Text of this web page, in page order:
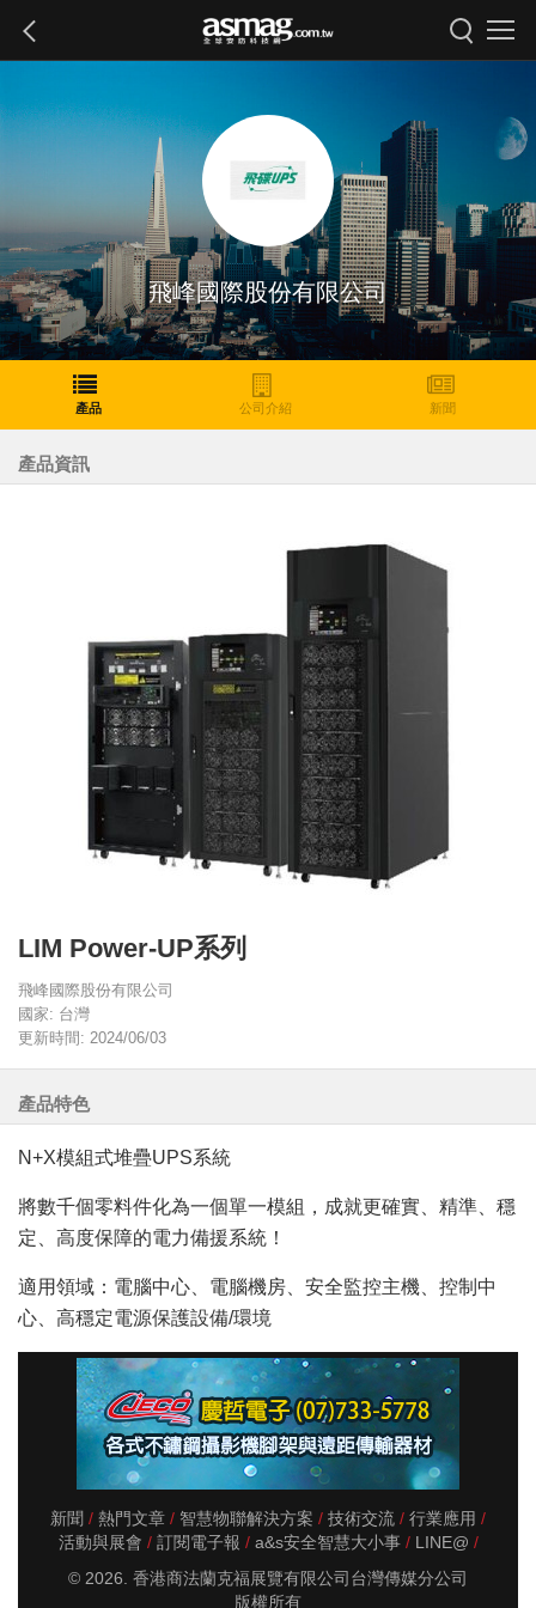
飛峰國際股份有限公司
產品 公司介紹 新聞
產品資訊
LIM Power-UP系列
飛峰國際股份有限公司
國家: 台灣
更新時間: 2024/06/03
產品特色
N+X模組式堆疊UPS系統
將數千個零料件化為一個單一模組，成就更確實、精準、穩
定、高度保障的電力備援系統！
適用領域：電腦中心、電腦機房、安全監控主機、控制中
心、高穩定電源保護設備/環境
新聞 熱門文章 智慧物聯解決方案 技術交流
行業應用
活動與展會
訂閱電子報 a&s安全智慧大小事
LINE@
© 2026. 香港商法蘭克福展覽有限公司台灣傳媒分公司
版權所有